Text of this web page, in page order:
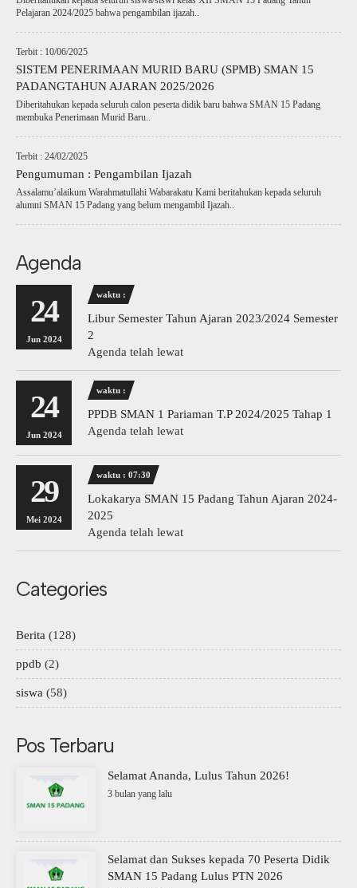
Pelajaran 2024/2025 bahwa pengambilan ijazah..
Terbit : 10/06/2025
SISTEM PENERIMAAN MURID BARU (SPMB) SMAN 15
PADANGTAHUN AJARAN 2025/2026
Diberitahukan kepada seluruh calon peserta didik baru bahwa SMAN 15 Padang
membuka Penerimaan Murid Baru..
Terbit : 24/02/2025
Pengumuman : Pengambilan Ijazah
Assalamu’alaikum Warahmatullahi Wabarakatu Kami beritahukan kepada seluruh
alumni SMAN 15 Padang yang belum mengambil Ijazah..
Agenda
24
Jun 2024
waktu :
Libur Semester Tahun Ajaran 2023/2024 Semester
2
Agenda telah lewat
24
Jun 2024
waktu :
PPDB SMAN 1 Pariaman T.P 2024/2025 Tahap 1
Agenda telah lewat
29
Mei 2024
waktu : 07:30
Lokakarya SMAN 15 Padang Tahun Ajaran 2024-
2025
Agenda telah lewat
Categories
Berita (128)
ppdb (2)
siswa (58)
Pos Terbaru
Selamat Ananda, Lulus Tahun 2026!
3 bulan yang lalu
Selamat dan Sukses kepada 70 Peserta Didik
SMAN 15 Padang Lulus PTN 2026